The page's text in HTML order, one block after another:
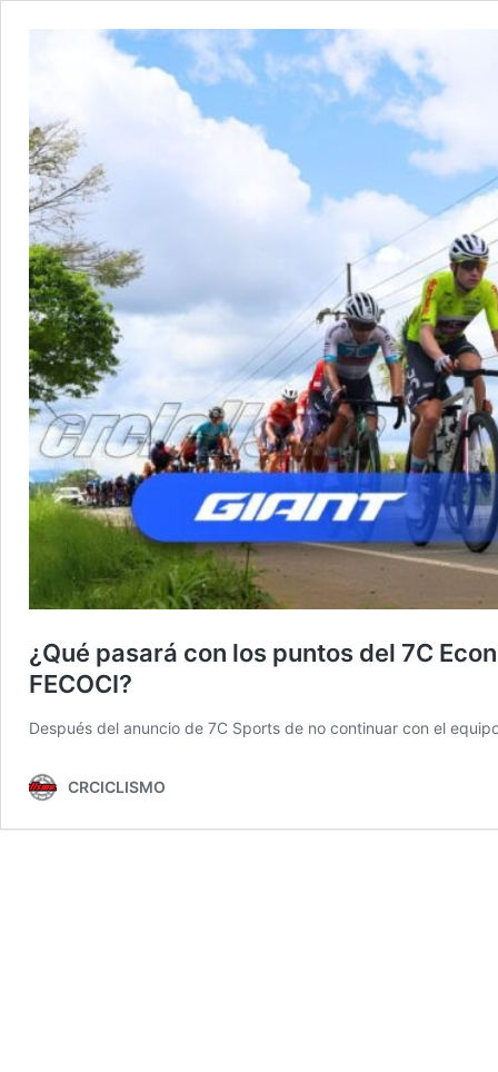
¿Qué pasará con los puntos del 7C
FECOCI?
Después del anuncio de 7C Sports de no continuar con el
CRCICLISMO